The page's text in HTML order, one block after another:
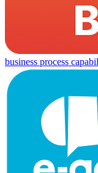
business process